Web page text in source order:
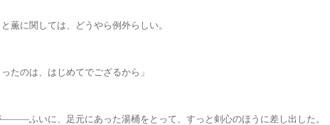
しては、どうやら例外らしい。
は、はじめてでござるから」
、足元にあった湯桶をとって、すっと剣心のほうに差し出した。